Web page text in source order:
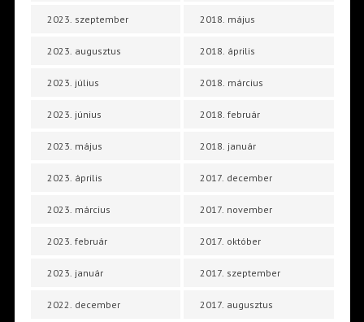
2023. szeptember
2023. augusztus
2023. július
2023. június
2023. május
2023. április
2023. március
2023. február
2023. január
2022. december
2018. május
2018. április
2018. március
2018. február
2018. január
2017. december
2017. november
2017. október
2017. szeptember
2017. augusztus